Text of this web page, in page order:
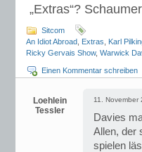
„Extras“?
Sitcom
An Idiot Abroad Extras Karl
Ricky Gervais Show, Warwick
Einen Kommentar schreiben
Loehlein
Tessler
11. November
Davies
Allen, der
spielen